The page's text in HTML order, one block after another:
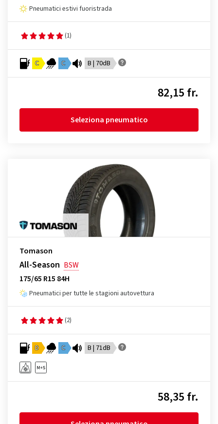
Pneumatici estivi fuoristrada
(1)
C C B | 70dB
82,15 fr.
Seleziona pneumatico
Tomason
All-Season BSW
175/65 R15 84H
Pneumatici per tutte le stagioni autovettura
(2)
D C B | 71dB
58,35 fr.